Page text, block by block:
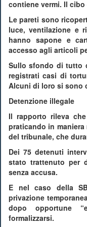
contiene vermi. Il
Le pareti sono
luce, ventilazione e
hanno sapone e
accesso agli articoli
Sullo sfondo di tutto
registrati casi di
Alcuni di loro si sono
Detenzione illegale
Il rapporto rileva
praticando in
del tribunale, che
Dei 75 detenuti
stato trattenuto per
senza accusa.
E nel caso della
privazione
dopo opportune
formalizzarsi.